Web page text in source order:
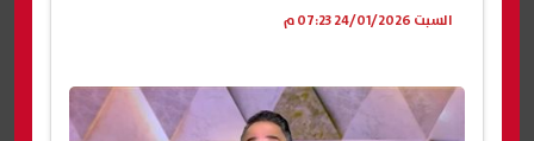
السبت 24/01/2026 07:23 م